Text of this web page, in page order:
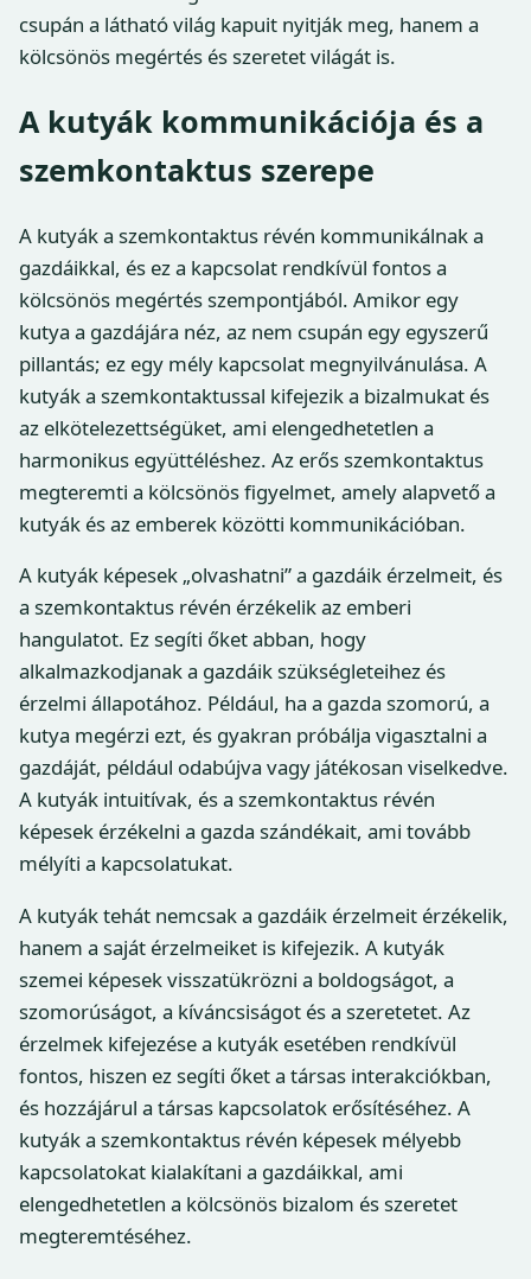
csupán a látható világ kapuit nyitják meg, hanem a
kölcsönös megértés és szeretet világát is.
A kutyák kommunikációja és a
szemkontaktus szerepe
A kutyák a szemkontaktus révén kommunikálnak a
gazdáikkal, és ez a kapcsolat rendkívül fontos a
kölcsönös megértés szempontjából. Amikor egy
kutya a gazdájára néz, az nem csupán egy egyszerű
pillantás; ez egy mély kapcsolat megnyilvánulása. A
kutyák a szemkontaktussal kifejezik a bizalmukat és
az elkötelezettségüket, ami elengedhetetlen a
harmonikus együttéléshez. Az erős szemkontaktus
megteremti a kölcsönös figyelmet, amely alapvető a
kutyák és az emberek közötti kommunikációban.
A kutyák képesek „olvashatni” a gazdáik érzelmeit, és
a szemkontaktus révén érzékelik az emberi
hangulatot. Ez segíti őket abban, hogy
alkalmazkodjanak a gazdáik szükségleteihez és
érzelmi állapotához. Például, ha a gazda szomorú, a
kutya megérzi ezt, és gyakran próbálja vigasztalni a
gazdáját, például odabújva vagy játékosan viselkedve.
A kutyák intuitívak, és a szemkontaktus révén
képesek érzékelni a gazda szándékait, ami tovább
mélyíti a kapcsolatukat.
A kutyák tehát nemcsak a gazdáik érzelmeit érzékelik,
hanem a saját érzelmeiket is kifejezik. A kutyák
szemei képesek visszatükrözni a boldogságot, a
szomorúságot, a kíváncsiságot és a szeretetet. Az
érzelmek kifejezése a kutyák esetében rendkívül
fontos, hiszen ez segíti őket a társas interakciókban,
és hozzájárul a társas kapcsolatok erősítéséhez. A
kutyák a szemkontaktus révén képesek mélyebb
kapcsolatokat kialakítani a gazdáikkal, ami
elengedhetetlen a kölcsönös bizalom és szeretet
megteremtéséhez.